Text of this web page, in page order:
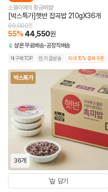
소믈리에의 황금배합!
[박스특가]햇반 잡곡밥 210gX36개
99,000원
55% 44,550원
상온무료배송 공장직배송
재구매TOP 인기 급상승 최대 15% 중복쿠폰
박스특가
36개
담기